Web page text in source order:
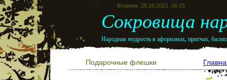
Вторник, 26.10.2021, 06:25
Сокровища
Народная мудрость в афоризмах, притчах,
Подарочные флешки